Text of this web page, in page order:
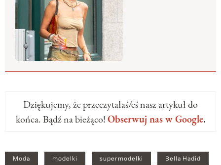
Dziękujemy, że przeczytałaś/eś nasz artykuł do
końca. Bądź na bieżąco!Obserwuj nas w Google.
Moda modelki supermodelki Bella Hadid